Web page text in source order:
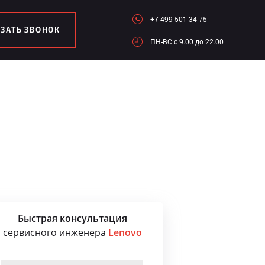
ЗВОНОК
+7 499 501 34 75
ПН-ВC c 9.00 до 22.00
Быстрая консультация
сервисного инженера Lenovo